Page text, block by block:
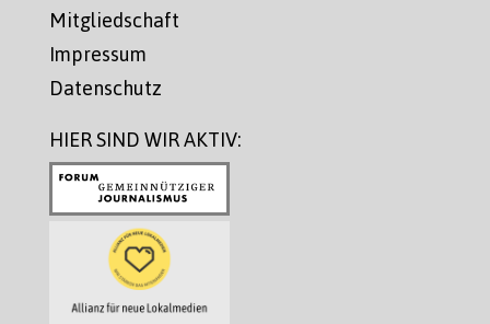
Mitgliedschaft
Impressum
Datenschutz
HIER SIND WIR AKTIV: